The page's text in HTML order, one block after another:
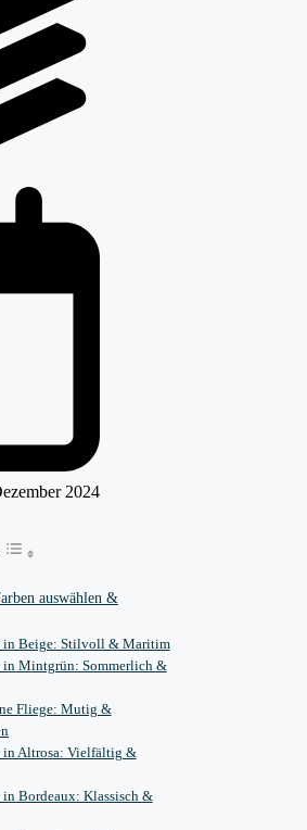
2024
auswählen &
in Beige: Stilvoll & Maritim
in Mintgrün: Sommerlich &
Fliege: Mutig &
in Altrosa: Vielfältig &
in Bordeaux: Klassisch &